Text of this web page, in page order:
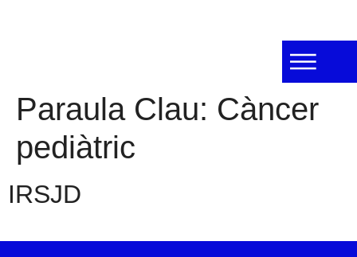
Paraula Clau: Càncer
pediàtric
IRSJD